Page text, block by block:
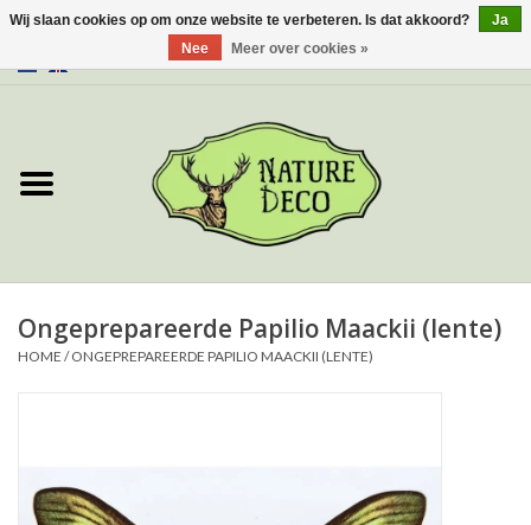
Over ons
Nieuw
Insecten
Ongeprepareerde Papilio Maackii (lente)
HOME /ONGEPREPAREERDE PAPILIO MAACKII (LENTE)
Wij slaan cookies op om onze website te verbeteren. Is dat akkoord?
Ja
Nee
Meer over cookies »